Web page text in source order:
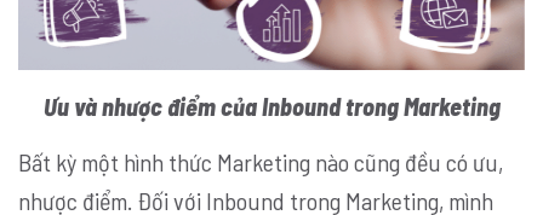
Ưu và nhược điểm của Inbound trong Marketing
Bất kỳ một hình thức Marketing nào cũng đều có ưu,
nhược điểm. Đối với Inbound trong Marketing, mình